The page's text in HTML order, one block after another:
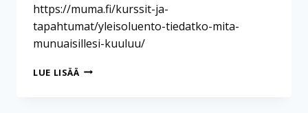
https://muma.fi/kurssit-ja-
tapahtumat/yleisoluento-tiedatko-mita-
munuaisillesi-kuuluu/
LUE LISÄÄ TIEDÄTKÖ